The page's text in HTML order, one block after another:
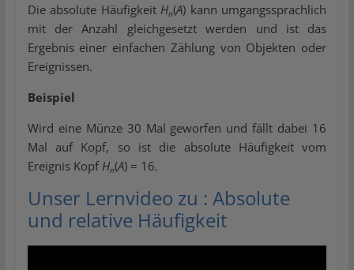
Die absolute Häufigkeit Hn(A) kann umgangssprachlich
mit der Anzahl gleichgesetzt werden und ist das
Ergebnis einer einfachen Zählung von Objekten oder
Ereignissen.
Beispiel
Wird eine Münze 30 Mal geworfen und fällt dabei 16
Mal auf Kopf, so ist die absolute Häufigkeit vom
Ereignis Kopf Hn(A) = 16.
Unser Lernvideo zu : Absolute
und relative Häufigkeit